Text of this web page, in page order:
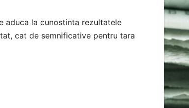
aduca la cunostinta rezultatele
cat de semnificative pentru tara